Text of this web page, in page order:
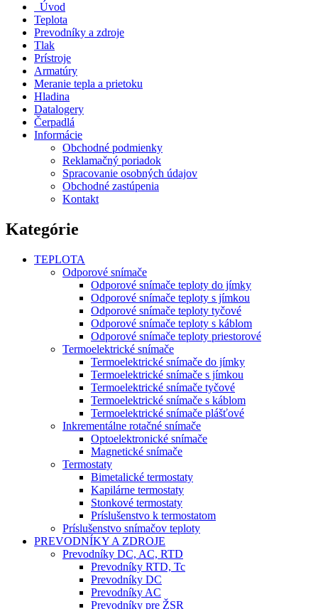
Úvod
Teplota
Prevodníky a zdroje
Tlak
Prístroje
Armatúry
Meranie tepla a prietoku
Hladina
Datalogery
Čerpadlá
Informácie
Obchodné podmienky
Reklamačný poriadok
Spracovanie osobných údajov
Obchodné zastúpenia
Kontakt
Kategórie
TEPLOTA
Odporové snímače
Odporové snímače teploty do jímky
Odporové snímače teploty s jímkou
Odporové snímače teploty tyčové
Odporové snímače teploty s káblom
Odporové snímače teploty priestorové
Termoelektrické snímače
Termoelektrické snímače do jímky
Termoelektrické snímače s jímkou
Termoelektrické snímače tyčové
Termoelektrické snímače s káblom
Termoelektrické snímače plášťové
Inkrementálne rotačné snímače
Optoelektronické snímače
Magnetické snímače
Termostaty
Bimetalické termostaty
Kapilárne termostaty
Stonkové termostaty
Príslušenstvo k termostatom
Príslušenstvo snímačov teploty
PREVODNÍKY A ZDROJE
Prevodníky DC, AC, RTD
Prevodníky RTD, Tc
Prevodníky DC
Prevodníky AC
Prevodníky pre ŽSR